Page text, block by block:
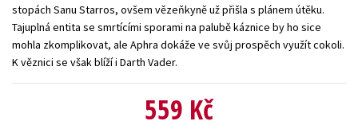
stopách Sanu Starros, ovšem vězeňkyně už přišla s plánem útěku.
Tajuplná entita se smrtícími sporami na palubě káznice by ho sice
mohla zkomplikovat, ale Aphra dokáže ve svůj prospěch využít cokoli.
K věznici se však blíží i Darth Vader.
559 Kč